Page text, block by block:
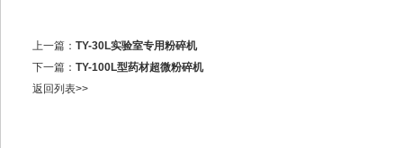
上一篇： TY-30L实验室专用粉碎机
下一篇： TY-100L型药材超微粉碎机
返回列表>>